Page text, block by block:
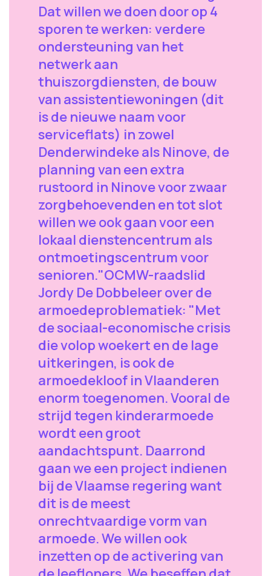
Dat willen we doen door op 4
sporen te werken: verdere
ondersteuning van het
netwerk aan
thuiszorgdiensten, de bouw
van assistentiewoningen (dit
is de nieuwe naam voor
serviceflats) in zowel
Denderwindeke als Ninove, de
planning van een extra
rustoord in Ninove voor zwaar
zorgbehoevenden en tot slot
willen we ook gaan voor een
lokaal dienstencentrum als
ontmoetingscentrum voor
senioren."OCMW-raadslid
Jordy De Dobbeleer over de
armoedeproblematiek: "Met
de sociaal-economische crisis
die volop woekert en de lage
uitkeringen, is ook de
armoedekloof in Vlaanderen
enorm toegenomen. Vooral de
strijd tegen kinderarmoede
wordt een groot
aandachtspunt. Daarrond
gaan we een project indienen
bij de Vlaamse regering want
dit is de meest
onrechtvaardige vorm van
armoede. We willen ook
inzetten op de activering van